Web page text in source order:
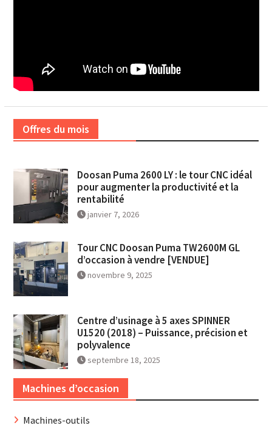
Offres du mois
Doosan Puma 2600 LY : le tour CNC idéal
pour augmenter la productivité et la
rentabilité
janvier 7, 2026
Tour CNC Doosan Puma TW2600M GL
d’occasion à vendre [VENDUE]
novembre 9, 2025
Centre d’usinage à 5 axes SPINNER
U1520 (2018) – Puissance, précision et
polyvalence
septembre 18, 2025
Machines d’occasion
Machines-outils